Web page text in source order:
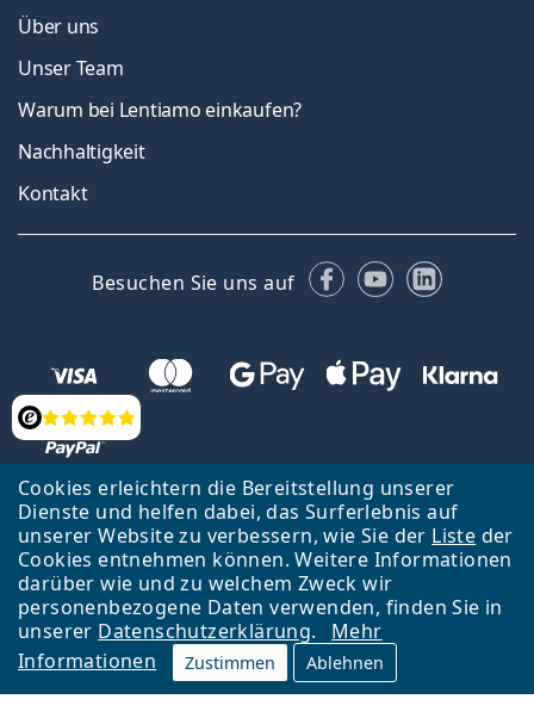
Cookies erleichtern die Bereitstellung unserer
Dienste und helfen dabei, das Surferlebnis auf
unserer Website zu verbessern, wie Sie der Liste der
Cookies entnehmen können. Weitere Informationen
darüber wie und zu welchem Zweck wir
personenbezogene Daten verwenden, finden Sie in
unserer Datenschutzerklärung.
Mehr
Informationen
Zustimmen Ablehnen
Bewertung
Über uns
Unser Team
Warum bei Lentiamo einkaufen?
Nachhaltigkeit
Kontakt
Besuchen Sie uns auf Facebook
YouTubeLinkedIn
Zurück zur Hauptseite
Nach oben
Lentiamo s.r.o., Tschechien ist Eigentümer und Betreiber des Online-
Shops Lentiamo.at
Seit 18 Jahren sind wir für Sie da.